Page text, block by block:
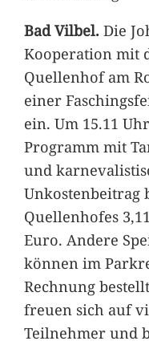
Bad Vilbel.Die
Kooperation mit
Quellenhof am
einer
ein. Um 15.11
Programm mit
und
Unkostenbeitrag
Quellenhofes
Euro. Andere
können im
Rechnung
freuen sich auf
Teilnehmer und